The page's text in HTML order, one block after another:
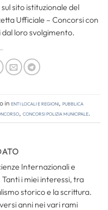
sito istituzionale del
Ufficiale – Concorsi con
dal loro svolgimento.
inEnti locali e regioni, Pubblica
, concorsi polizia municipale.
Internazionali e
i miei interessi, tra
storico e la scrittura.
anni nei vari rami